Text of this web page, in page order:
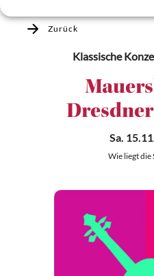
Zurück
Klassische
Sa.
Wie liegt die